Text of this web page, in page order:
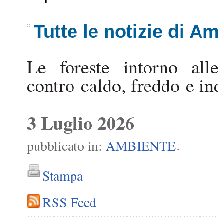
Tutte le notizie di
Le foreste intorno
contro caldo, freddo e
3 Luglio 2026
pubblicato in: AMBIENTE -
Stampa
RSS Feed